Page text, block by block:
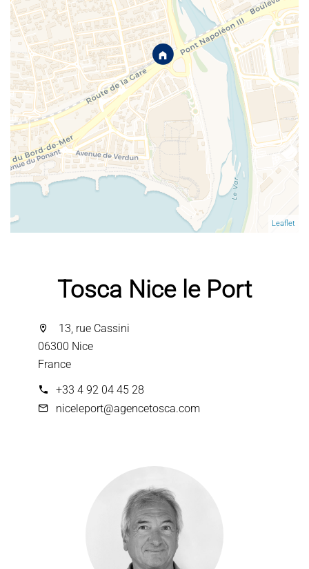
Leaflet
Tosca Nice le Port
13, rue Cassini
06300 Nice
France
+33 4 92 04 45 28
niceleport@agencetosca.com